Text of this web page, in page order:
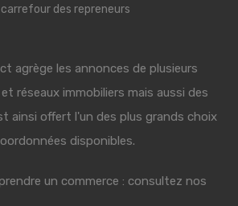
carrefour des repreneurs
agrège les annonces de plusieurs
réseaux immobiliers mais aussi des
ainsi offert l'un des plus grands choix
disponibles.
un commerce : consultez nos